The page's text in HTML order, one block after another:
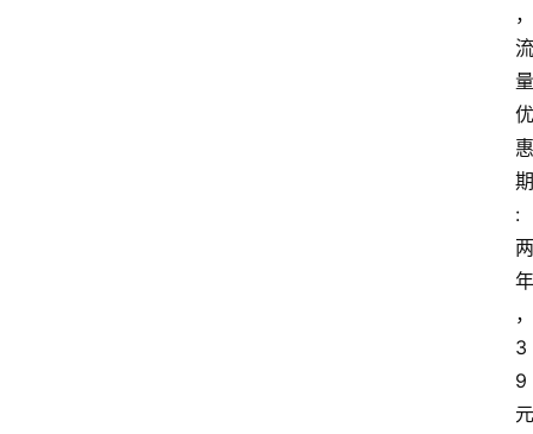
，
流
量
优
惠
期
:
两
年
，
3
9
元